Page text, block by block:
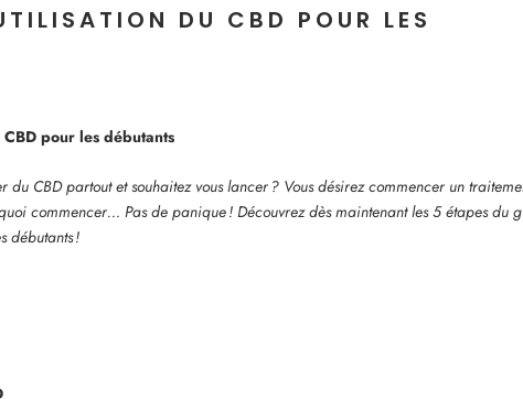
DU CBD POUR LES
pour les débutants
du CBD partout et souhaitez vous lancer ? Vous désirez commencer un
commencer… Pas de panique ! Découvrez dès maintenant les 5 étapes du
débutants !